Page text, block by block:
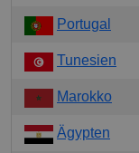
Portugal
Tunesien
Marokko
Ägypten